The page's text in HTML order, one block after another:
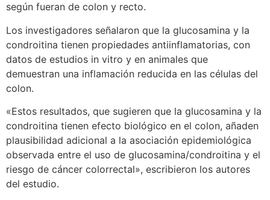
según fueran de colon y recto.
Los investigadores señalaron que la glucosamina y la
condroitina tienen propiedades antiinflamatorias, con
datos de estudios in vitro y en animales que
demuestran una inflamación reducida en las células del
colon.
«Estos resultados, que sugieren que la glucosamina y la
condroitina tienen efecto biológico en el colon, añaden
plausibilidad adicional a la asociación epidemiológica
observada entre el uso de glucosamina/condroitina y el
riesgo de cáncer colorrectal», escribieron los autores
del estudio.